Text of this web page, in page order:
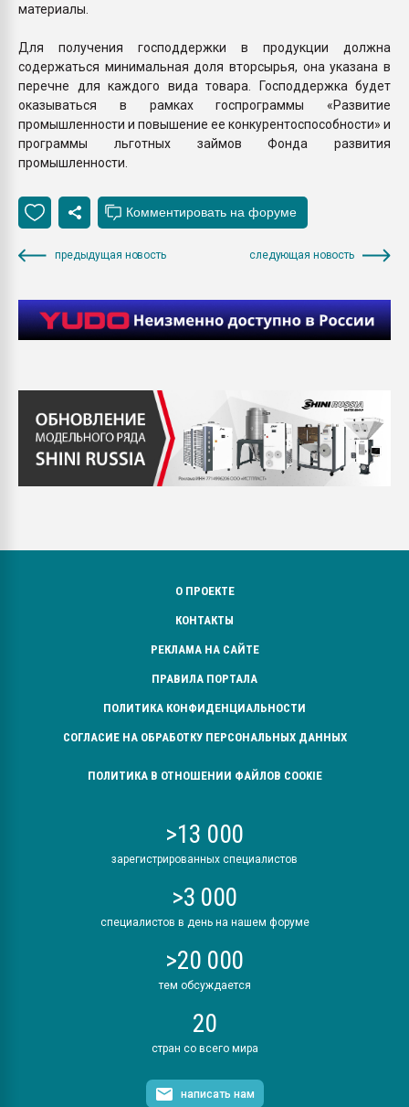
материалы.
Для получения господдержки в продукции должна
содержаться минимальная доля вторсырья, она указана в
перечне для каждого вида товара. Господдержка будет
оказываться в рамках госпрограммы «Развитие
промышленности и повышение ее конкурентоспособности» и
программы льготных займов Фонда развития
промышленности.
предыдущая новость следующая новость
О ПРОЕКТЕ
КОНТАКТЫ
РЕКЛАМА НА САЙТЕ
ПРАВИЛА ПОРТАЛА
ПОЛИТИКА КОНФИДЕНЦИАЛЬНОСТИ
СОГЛАСИЕ НА ОБРАБОТКУ ПЕРСОНАЛЬНЫХ ДАННЫХ
ПОЛИТИКА В ОТНОШЕНИИ ФАЙЛОВ COOKIE
>13 000
зарегистрированных специалистов
>3 000
специалистов в день на нашем форуме
>20 000
тем обсуждается
20
стран со всего мира
написать нам